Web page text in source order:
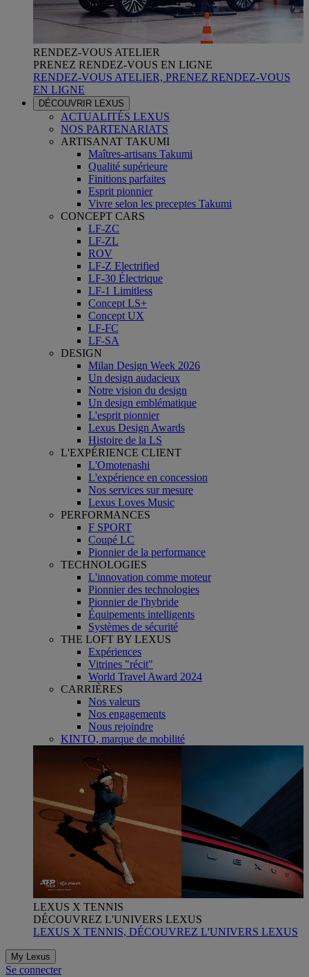
RENDEZ-VOUS ATELIER
PRENEZ RENDEZ-VOUS EN LIGNE
RENDEZ-VOUS ATELIER, PRENEZ RENDEZ-VOUS
EN LIGNE
DÉCOUVRIR LEXUS
ACTUALITÉS LEXUS
NOS PARTENARIATS
ARTISANAT TAKUMI
Maîtres-artisans Takumi
Qualité supérieure
Finitions parfaites
Esprit pionnier
Vivre selon les preceptes Takumi
CONCEPT CARS
LF-ZC
LF-ZL
ROV
LF-Z Electrified
LF-30 Électrique
LF-1 Limitless
Concept LS+
Concept UX
LF-FC
LF-SA
DESIGN
Milan Design Week 2026
Un design audacieux
Notre vision du design
Un design emblématique
L'esprit pionnier
Lexus Design Awards
Histoire de la LS
L'EXPÉRIENCE CLIENT
L'Omotenashi
L'expérience en concession
Nos services sur mesure
Lexus Loves Music
PERFORMANCES
F SPORT
Coupé LC
Pionnier de la performance
TECHNOLOGIES
L'innovation comme moteur
Pionnier des technologies
Pionnier de l'hybride
Équipements intelligents
Systèmes de sécurité
THE LOFT BY LEXUS
Expériences
Vitrines "récit"
World Travel Award 2024
CARRIÈRES
Nos valeurs
Nos engagements
Nous rejoindre
KINTO, marque de mobilité
LEXUS X TENNIS
DÉCOUVREZ L'UNIVERS LEXUS
LEXUS X TENNIS, DÉCOUVREZ L'UNIVERS LEXUS
My Lexus
Se connecter